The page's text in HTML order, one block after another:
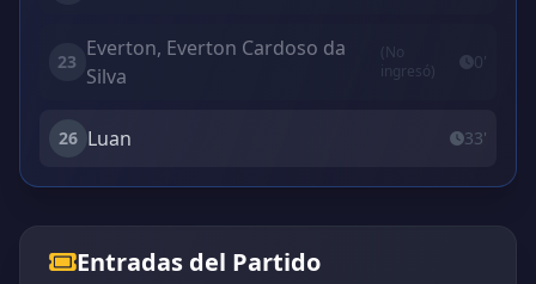
23
Everton, Everton Cardoso da
Silva
(No
ingresó)
0'
26 Luan 33'
Entradas del Partido